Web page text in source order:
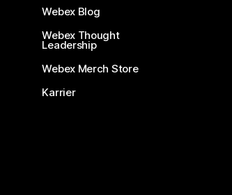
Webex Blog
Webex Thought
Leadership
Webex Merch Store
Karrier